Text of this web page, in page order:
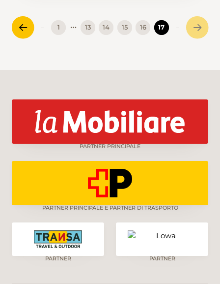
1 … 13 14 15 16 17
PARTNER PRINCIPALE
PARTNER PRINCIPALE E PARTNER DI TRASPORTO
PARTNER PARTNER